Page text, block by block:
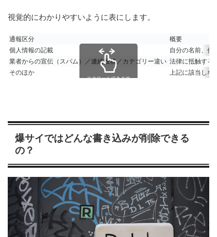
視覚的にわかりやすいように表にします。
通報区分
概要
個人情報の記載
自分の名前、住
業者からの宣伝（スパム）／連続投稿／カテゴリー違い 法律に抵触する
そのほか
上記に該当しな
スクロールできます
爆サイではどんな書き込みが削除できる
の？